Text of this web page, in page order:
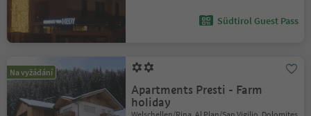
Südtirol Guest Pass
Na vyžádání
Apartments Presti - Farm
holiday